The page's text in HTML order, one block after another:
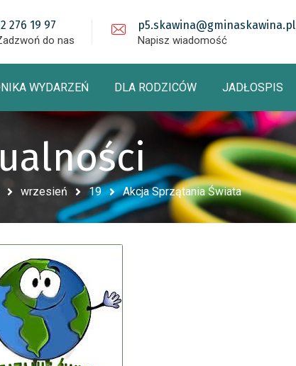
276 19 97
do nas
p5.skawina@gminaskawina.pl
Napisz wiadomość
WYDARZEŃ DLA RODZICÓW JADŁOSPIS
wrzesień 19 Akcja Sprzątania Świata